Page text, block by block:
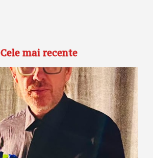
Cele mai recente